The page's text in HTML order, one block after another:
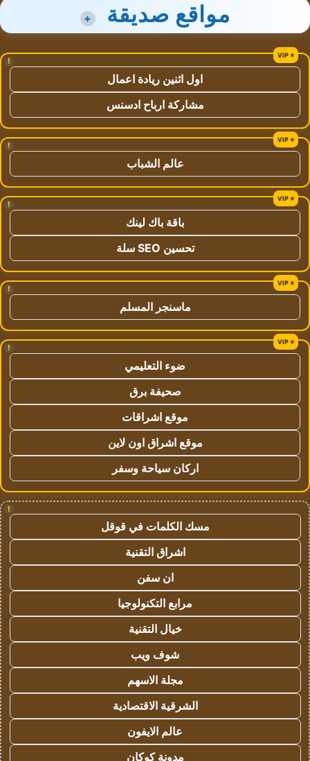
مواقع صديقة +
!
اول اثنين ريادة اعمال
مشاركة ارباح ادسنس
!
عالم الشباب
!
باقة باك لينك
تحسين SEO سلة
!
ماسنجر المسلم
!
ضوء التعليمي
صحيفة برق
موقع اشراقات
موقع اشراق اون لاين
اركان سياحة وسفر
!
مسك الكلمات في قوقل
اشراق التقنية
ان سفن
مرابع التكنولوجيا
خيال التقنية
شوف ويب
مجلة الاسهم
الشرقية الاقتصادية
عالم الايفون
مدونة كوكان